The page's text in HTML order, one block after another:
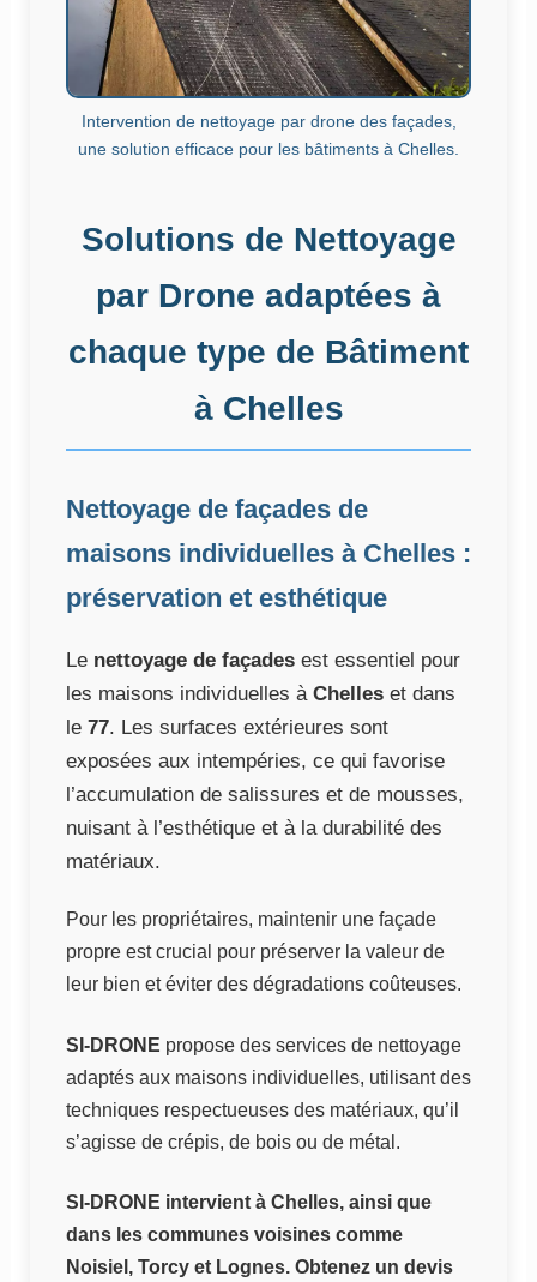
Intervention de nettoyage par drone des façades,
une solution efficace pour les bâtiments à Chelles.
Solutions de Nettoyage
par Drone adaptées à
chaque type de Bâtiment
à Chelles
Nettoyage de façades de
maisons individuelles à Chelles :
préservation et esthétique
Le nettoyage de façadesest essentiel pour
les maisons individuelles à Chelleset dans
le 77. Les surfaces extérieures sont
exposées aux intempéries, ce qui favorise
l’accumulation de salissures et de mousses,
nuisant à l’esthétique et à la durabilité des
matériaux.
Pour les propriétaires, maintenir une façade
propre est crucial pour préserver la valeur de
leur bien et éviter des dégradations coûteuses.
SI-DRONE propose des services de nettoyage
adaptés aux maisons individuelles, utilisant des
techniques respectueuses des matériaux, qu’il
s’agisse de crépis, de bois ou de métal.
SI-DRONE intervient à Chelles, ainsi que
dans les communes voisines comme
Noisiel, Torcy et Lognes. Obtenez un devis